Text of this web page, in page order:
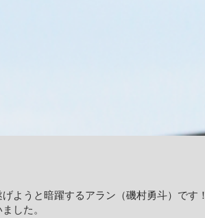
ようと暗躍するアラン（磯村勇斗）です！
した。